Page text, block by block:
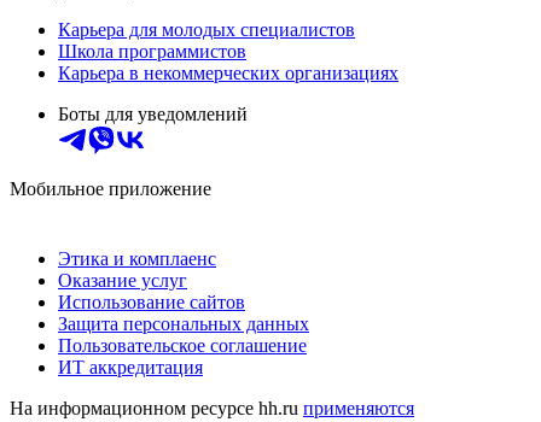
Карьера для молодых специалистов
Школа программистов
Карьера в некоммерческих организациях
Боты для уведомлений
Мобильное приложение
Этика и комплаенс
Оказание услуг
Использование сайтов
Защита персональных данных
Пользовательское соглашение
ИТ аккредитация
На информационном ресурсе hh.ru применяются